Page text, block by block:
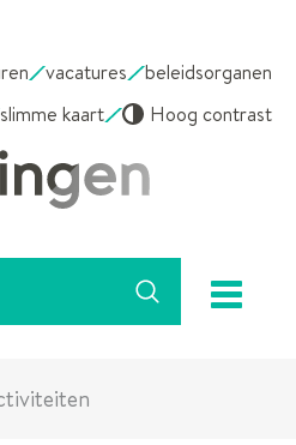
NAAR
GA
VERFIJN
WIJZIG
RESULTATEN
vacatures
beleidsorganen
slimme kaart Hoog contrast
Zoeken